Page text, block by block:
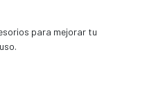
para mejorar tu